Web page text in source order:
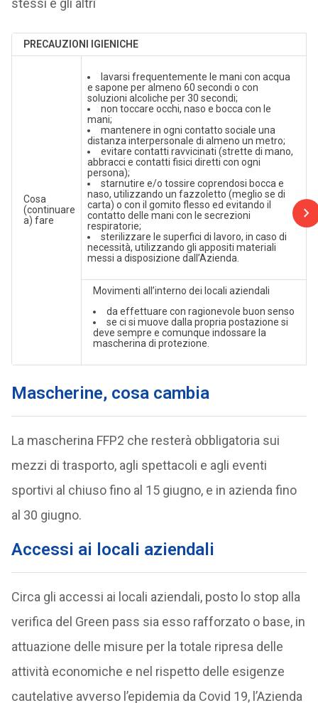
PRECAUZIONI IGIENICHE
Cosa
(continuare
a) fare
lavarsi frequentemente le mani con acqua
e sapone per almeno 60 secondi o con
soluzioni alcoliche per 30 secondi;
non toccare occhi, naso e bocca con le
mani;
mantenere in ogni contatto sociale una
distanza interpersonale di almeno un metro;
evitare contatti ravvicinati (strette di mano,
abbracci e contatti fisici diretti con ogni
persona);
starnutire e/o tossire coprendosi bocca e
naso, utilizzando un fazzoletto (meglio se di
carta) o con il gomito flesso ed evitando il
contatto delle mani con le secrezioni
respiratorie;
sterilizzare le superfici di lavoro, in caso di
necessità, utilizzando gli appositi materiali
messi a disposizione dall’Azienda.
Movimenti all’interno dei locali aziendali
da effettuare con ragionevole buon senso
se ci si muove dalla propria postazione si
deve sempre e comunque indossare la
mascherina di protezione.
Mascherine, cosa cambia
La mascherina FFP2 che resterà obbligatoria sui
mezzi di trasporto, agli spettacoli e agli eventi
sportivi al chiuso fino al 15 giugno, e in azienda fino
al 30 giugno.
Accessi ai locali aziendali
Circa gli accessi ai locali aziendali, posto lo stop alla
verifica del Green pass sia esso rafforzato o base, in
attuazione delle misure per la totale ripresa delle
attività economiche e nel rispetto delle esigenze
cautelative avverso l’epidemia da Covid 19, l’Azienda